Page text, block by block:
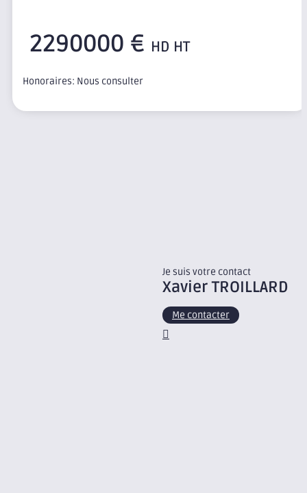
2290000 € HD HT
Honoraires: Nous consulter
Je suis votre contact
XavierTROILLARD
Me contacter